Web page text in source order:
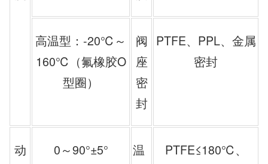
高温型：-20℃～
160℃（氟橡胶O
型圈）
阀
座
密
封
PTFE、PPL、金属
密封
动
0～90°±5°
温
PTFE≤180℃、